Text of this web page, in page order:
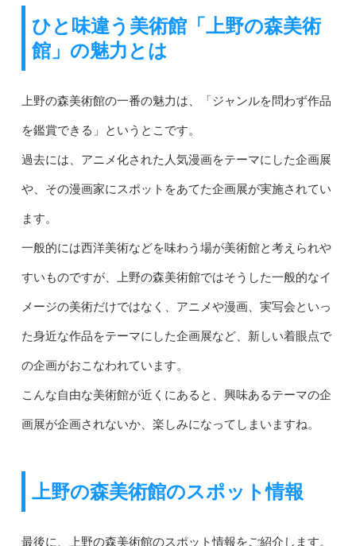
ひと味違う美術館「上野の森美術
館」の魅力とは
上野の森美術館の一番の魅力は、「ジャンルを問わず作品
を鑑賞できる」というとこです。
過去には、アニメ化された人気漫画をテーマにした企画展
や、その漫画家にスポットをあてた企画展が実施されてい
ます。
一般的には西洋美術などを味わう場が美術館と考えられや
すいものですが、上野の森美術館ではそうした一般的なイ
メージの美術だけではなく、アニメや漫画、実写会といっ
た身近な作品をテーマにした企画展など、新しい着眼点で
の企画がおこなわれています。
こんな自由な美術館が近くにあると、興味あるテーマの企
画展が企画されないか、楽しみになってしまいますね。
上野の森美術館のスポット情報
最後に、上野の森美術館のスポット情報をご紹介します。